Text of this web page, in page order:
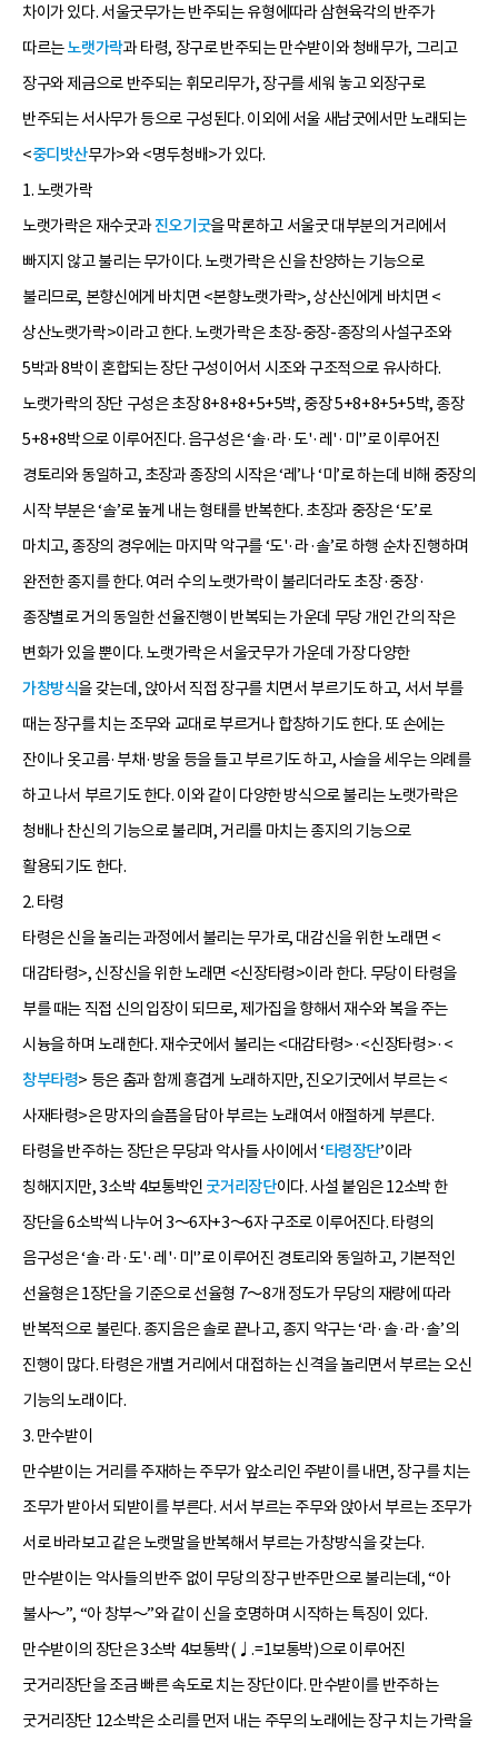
차이가 있다. 서울굿무가는 반주되는 유형에따라 삼현육각의 반주가
따르는노랫가락과 타령, 장구로 반주되는 만수받이와 청배무가, 그리고
장구와 제금으로 반주되는 휘모리무가, 장구를 세워 놓고 외장구로
반주되는 서사무가 등으로 구성된다. 이외에 서울 새남굿에서만 노래되는
<중디밧산무가>와 <명두청배>가 있다.
1. 노랫가락
노랫가락은 재수굿과진오기굿을 막론하고 서울굿 대부분의 거리에서
빠지지 않고 불리는 무가이다. 노랫가락은 신을 찬양하는 기능으로
불리므로, 본향신에게 바치면 <본향노랫가락>, 상산신에게 바치면 <
상산노랫가락>이라고 한다. 노랫가락은 초장-중장-종장의 사설구조와
5박과 8박이 혼합되는 장단 구성이어서 시조와 구조적으로 유사하다.
노랫가락의 장단 구성은 초장 8+8+8+5+5박, 중장 5+8+8+5+5박, 종장
5+8+8박으로 이루어진다. 음구성은 ‘솔·라·도'·레'·미'’로 이루어진
경토리와 동일하고, 초장과 종장의 시작은 ‘레’나 ‘미’로 하는데 비해 중장의
시작 부분은 ‘솔’로 높게 내는 형태를 반복한다. 초장과 중장은 ‘도’로
마치고, 종장의 경우에는 마지막 악구를 ‘도'·라·솔’로 하행 순차 진행하며
완전한 종지를 한다. 여러 수의 노랫가락이 불리더라도 초장·중장·
종장별로 거의 동일한 선율진행이 반복되는 가운데 무당 개인 간의 작은
변화가 있을 뿐이다. 노랫가락은 서울굿무가 가운데 가장 다양한
가창방식을 갖는데, 앉아서 직접 장구를 치면서 부르기도 하고, 서서 부를
때는 장구를 치는 조무와 교대로 부르거나 합창하기도 한다. 또 손에는
잔이나 옷고름·부채·방울 등을 들고 부르기도 하고, 사슬을 세우는 의례를
하고 나서 부르기도 한다. 이와 같이 다양한 방식으로 불리는 노랫가락은
청배나 찬신의 기능으로 불리며, 거리를 마치는 종지의 기능으로
활용되기도 한다.
2. 타령
타령은 신을 놀리는 과정에서 불리는 무가로, 대감신을 위한 노래면 <
대감타령>, 신장신을 위한 노래면 <신장타령>이라 한다. 무당이 타령을
부를 때는 직접 신의 입장이 되므로, 제가집을 향해서 재수와 복을 주는
시늉을 하며 노래한다. 재수굿에서 불리는 <대감타령>·<신장타령>·<
창부타령> 등은 춤과 함께 흥겹게 노래하지만, 진오기굿에서 부르는 <
사재타령>은 망자의 슬픔을 담아 부르는 노래여서 애절하게 부른다.
타령을 반주하는 장단은 무당과 악사들 사이에서 ‘타령장단’이라
칭해지지만, 3소박 4보통박인 굿거리장단이다. 사설 붙임은 12소박 한
장단을 6소박씩 나누어 3～6자+3～6자 구조로 이루어진다. 타령의
음구성은 ‘솔·라·도'·레'·미'’로 이루어진 경토리와 동일하고, 기본적인
선율형은 1장단을 기준으로 선율형 7～8개 정도가 무당의 재량에 따라
반복적으로 불린다. 종지음은 솔로 끝나고, 종지 악구는 ‘라·솔·라·솔’의
진행이 많다. 타령은 개별 거리에서 대접하는 신격을 놀리면서 부르는 오신
기능의 노래이다.
3. 만수받이
만수받이는 거리를 주재하는 주무가 앞소리인 주받이를 내면, 장구를 치는
조무가 받아서 되받이를 부른다. 서서 부르는 주무와 앉아서 부르는 조무가
서로 바라보고 같은 노랫말을 반복해서 부르는 가창방식을 갖는다.
만수받이는 악사들의 반주 없이 무당의 장구 반주만으로 불리는데, “아
불사～”, “아 창부～”와 같이 신을 호명하며 시작하는 특징이 있다.
만수받이의 장단은 3소박 4보통박(♩.=1보통박)으로 이루어진
굿거리장단을 조금 빠른 속도로 치는 장단이다. 만수받이를 반주하는
굿거리장단 12소박은 소리를 먼저 내는 주무의 노래에는 장구 치는 가락을